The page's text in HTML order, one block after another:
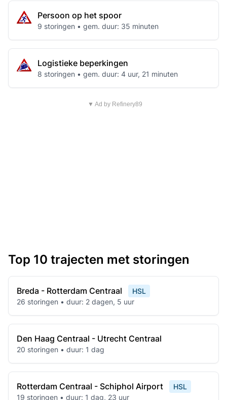
Persoon op het spoor
9 storingen • gem. duur: 35 minuten
Logistieke beperkingen
8 storingen • gem. duur: 4 uur, 21 minuten
▼ Ad by Refinery89
Top 10 trajecten met storingen
Breda - Rotterdam Centraal
HSL
26 storingen • duur: 2 dagen, 5 uur
Den Haag Centraal - Utrecht Centraal
20 storingen • duur: 1 dag
Rotterdam Centraal - Schiphol Airport
HSL
19 storingen • duur: 1 dag, 23 uur